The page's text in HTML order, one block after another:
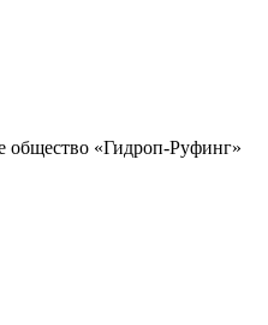
общество «Гидроп-Руфинг»